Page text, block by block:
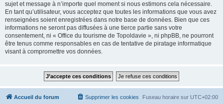
sujet et message à n’importe quel moment si nous estimons cela nécessaire.
En tant qu’utilisateur, vous acceptez que toutes les informations que vous avez
renseignées soient enregistrées dans notre base de données. Bien que ces
informations ne seront pas diffusées à une tierce partie sans votre
consentement, ni « Office du tourisme de Topoldavie », ni phpBB, ne pourront
être tenus comme responsables en cas de tentative de piratage informatique
visant à compromettre vos données.
Accueil du forum Fuseau horaire sur UTC+02:00
Supprimer les cookies